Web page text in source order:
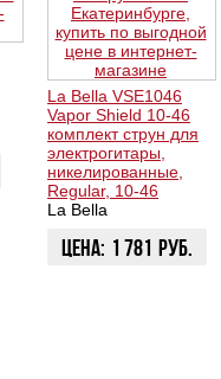
La Bella VSE1046
Vapor Shield 10-46
комплект струн для
электрогитары,
никелированные,
Regular, 10-46
La Bella
Цена: 1 781 руб.